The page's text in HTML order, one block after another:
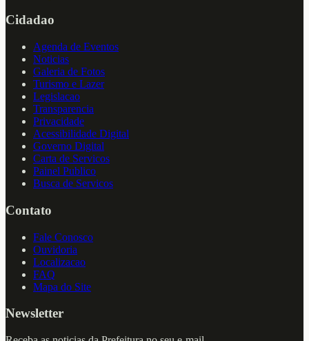
Cidadao
Agenda de Eventos
Noticias
Galeria de Fotos
Turismo e Lazer
Legislacao
Transparencia
Privacidade
Acessibilidade Digital
Governo Digital
Carta de Servicos
Painel Publico
Busca de Servicos
Contato
Fale Conosco
Ouvidoria
Localizacao
FAQ
Mapa do Site
Newsletter